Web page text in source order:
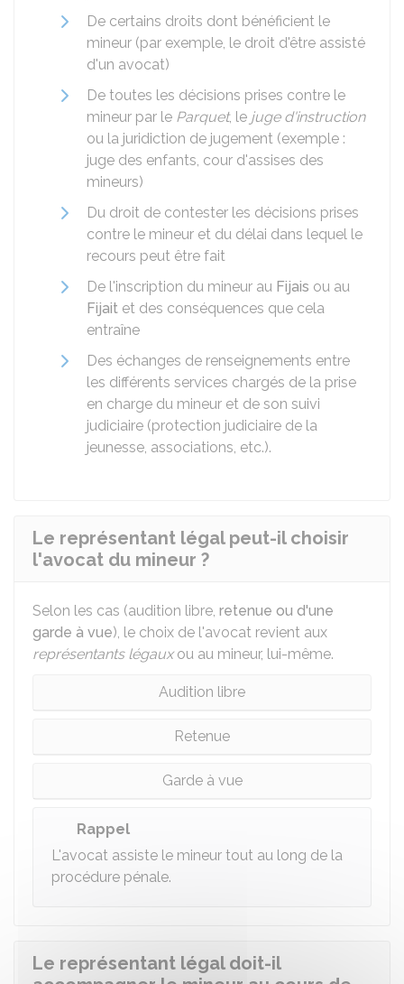
De certains droits dont bénéficient le
mineur (par exemple, le droit d'être assisté
d'un avocat)
De toutes les décisions prises contre le
mineur par le Parquet, le juge d'instruction
ou la juridiction de jugement (exemple :
juge des enfants, cour d'assises des
mineurs)
Du droit de contester les décisions prises
contre le mineur et du délai dans lequel le
recours peut être fait
De l'inscription du mineur au Fijais ou au
Fijait et des conséquences que cela
entraîne
Des échanges de renseignements entre
les différents services chargés de la prise
en charge du mineur et de son suivi
judiciaire (protection judiciaire de la
jeunesse, associations, etc.).
Le représentant légal peut-il choisir
l'avocat du mineur ?
Selon les cas (audition libre, retenue ou d'une
garde à vue), le choix de l'avocat revient aux
représentants légauxou au mineur, lui-même.
Audition libre
Retenue
Garde à vue
Rappel
L'avocat assiste le mineur tout au long de la
procédure pénale.
Le représentant légal doit-il